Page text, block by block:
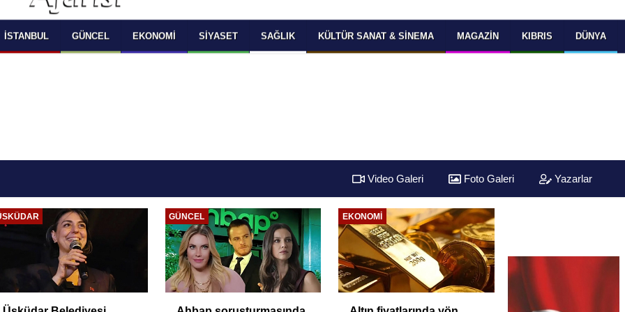
SELECT LANGUAGE YOU WOULD TO READ
OKUMAK İSTEDİĞİNİZ DİLİ SEÇİNİZ
Powered by
Translate
İSTANBUL GÜNCEL EKONOMI SIYASET SAĞLIK KÜLTÜR SANAT & SINEMA MAGAZIN KIBRIS DÜNYA
Video Galeri Foto Galeri Yazarlar
GÜNCEL EKONOMI